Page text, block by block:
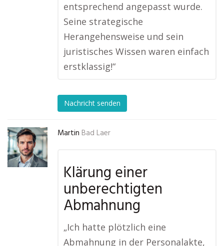
entsprechend angepasst wurde.
Seine strategische
Herangehensweise und sein
juristisches Wissen waren einfach
erstklassig!“
Nachricht senden
Martin Bad Laer
Klärung einer
unberechtigten
Abmahnung
„Ich hatte plötzlich eine
Abmahnung in der Personalakte,